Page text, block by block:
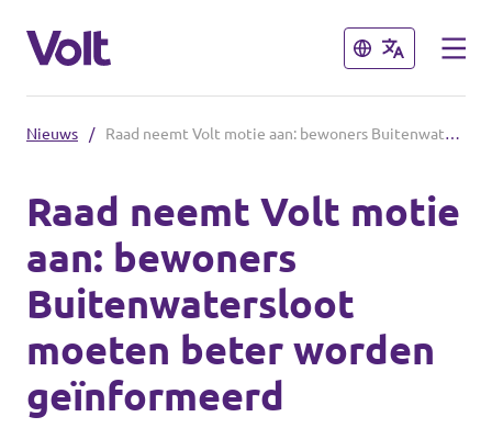
Sluiten
Overzicht fracties en communities
Fracties
Zuid-Holland
Delft
Sluiten
Standpunten
Over Volt
Mensen
Nieuws / Raad neemt Volt motie aan: bewoners Buitenwatersloot moeten beter worden geïnformeerd
Raad neemt Volt motie
aan: bewoners
Buitenwatersloot
moeten beter worden
geïnformeerd